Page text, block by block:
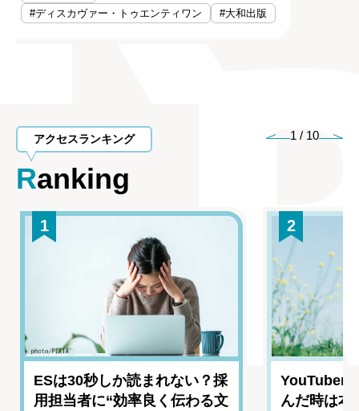
#ディスカヴァー・トゥエンティワン
#大和出版
アクセスランキング
Ranking
1 / 10
1
ESは30秒しか読まれない？採
用担当者に“効率良く伝わる文
2
YouTuber
んだ時は